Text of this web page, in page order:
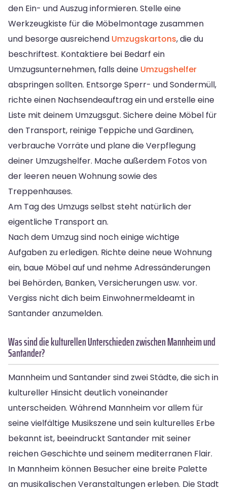
den Ein- und Auszug informieren. Stelle eine
Werkzeugkiste für die Möbelmontage zusammen
und besorge ausreichend Umzugskartons, die du
beschriftest. Kontaktiere bei Bedarf ein
Umzugsunternehmen, falls deine Umzugshelfer
abspringen sollten. Entsorge Sperr- und Sondermüll,
richte einen Nachsendeauftrag ein und erstelle eine
Liste mit deinem Umzugsgut. Sichere deine Möbel für
den Transport, reinige Teppiche und Gardinen,
verbrauche Vorräte und plane die Verpflegung
deiner Umzugshelfer. Mache außerdem Fotos von
der leeren neuen Wohnung sowie des
Treppenhauses.
Am Tag des Umzugs selbst steht natürlich der
eigentliche Transport an.
Nach dem Umzug sind noch einige wichtige
Aufgaben zu erledigen. Richte deine neue Wohnung
ein, baue Möbel auf und nehme Adressänderungen
bei Behörden, Banken, Versicherungen usw. vor.
Vergiss nicht dich beim Einwohnermeldeamt in
Santander anzumelden.
Was sind die kulturellen Unterschieden zwischen Mannheim und
Santander?
Mannheim und Santander sind zwei Städte, die sich in
kultureller Hinsicht deutlich voneinander
unterscheiden. Während Mannheim vor allem für
seine vielfältige Musikszene und sein kulturelles Erbe
bekannt ist, beeindruckt Santander mit seiner
reichen Geschichte und seinem mediterranen Flair.
In Mannheim können Besucher eine breite Palette
an musikalischen Veranstaltungen erleben. Die Stadt